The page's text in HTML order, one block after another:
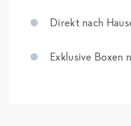
Direkt nach
Exklusive Boxen